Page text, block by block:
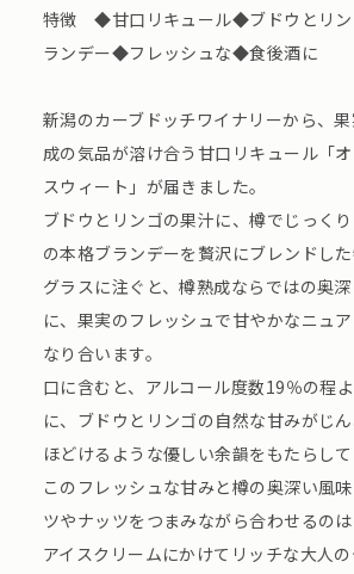
特徴 ◆甘口リキュール◆ブドウとリ
ランデー◆フレッシュな◆食後酒に
新潟のカーブドッチワイナリーから、
成の気品が溶け合う甘口リキュール「
スウィート」が届きました。
ブドウとリンゴの果汁に、樽でじっく
の本格ブランデーを贅沢にブレンドした
グラスに注ぐと、樽熟成ならではの奥
に、果実のフレッシュで甘やかなニュ
なり合います。
口に含むと、アルコール度数19％の程
に、ブドウとリンゴの自然な甘みがじ
ほどけるような優しい余韻をもたらして
このフレッシュな甘みと樽の奥深い風
ツやナッツをつまみながら合わせるの
アイスクリームにかけてリッチな大人